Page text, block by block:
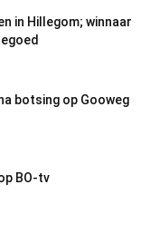
in Hillegom; winnaar
botsing op Gooweg
BO-tv